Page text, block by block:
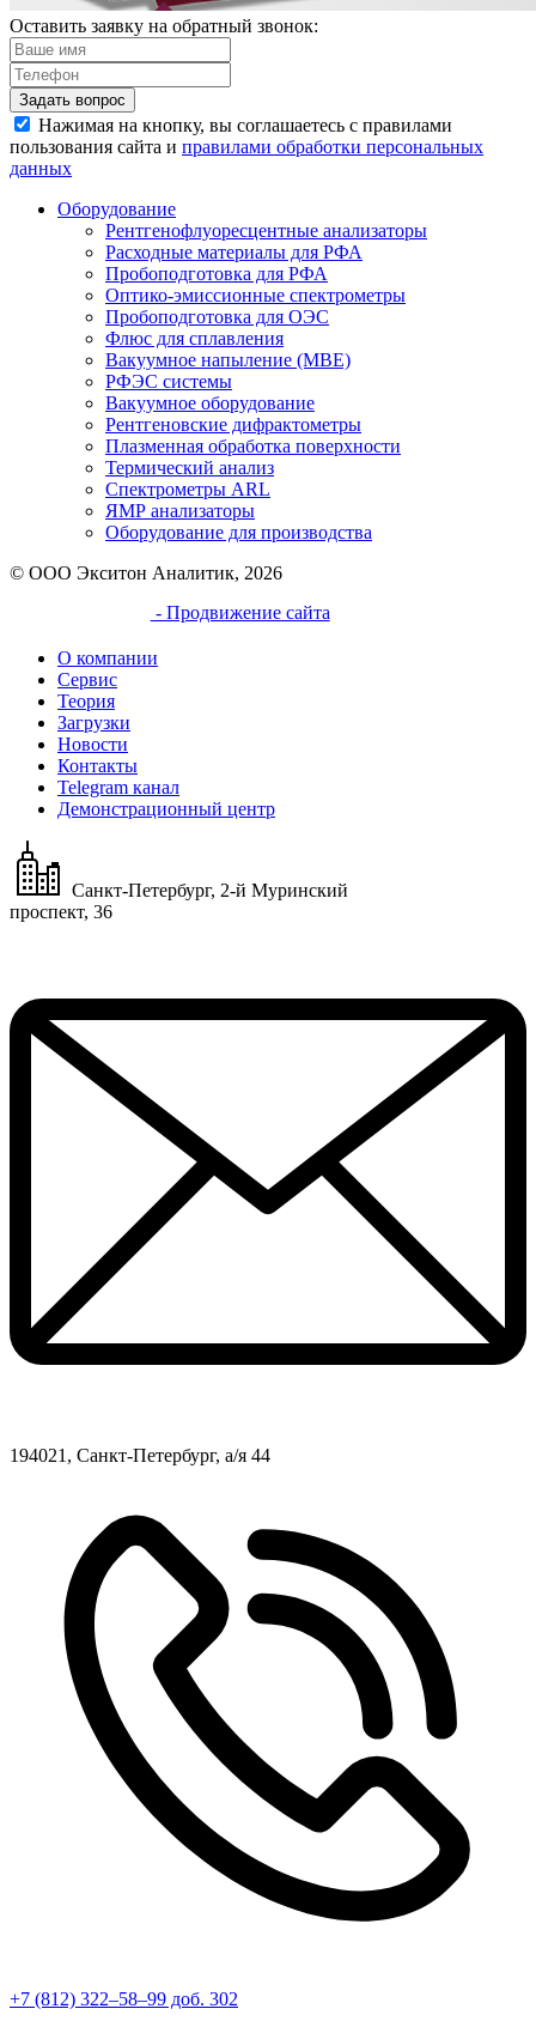
Оставить заявку на обратный звонок:
Задать вопрос
Нажимая на кнопку, вы соглашаетесь с правилами
пользования сайта и правилами обработки персональных
данных
Оборудование
Рентгенофлуоресцентные анализаторы
Расходные материалы для РФА
Пробоподготовка для РФА
Оптико-эмиссионные спектрометры
Пробоподготовка для ОЭС
Флюс для сплавления
Вакуумное напыление (MBE)
РФЭС системы
Вакуумное оборудование
Рентгеновские дифрактометры
Плазменная обработка поверхности
Термический анализ
Спектрометры ARL
ЯМР анализаторы
Оборудование для производства
© ООО Экситон Аналитик, 2026
- Продвижение сайта
О компании
Сервис
Теория
Загрузки
Новости
Контакты
Telegram канал
Демонстрационный центр
Санкт-Петербург, 2-й Муринский
проспект, 36
194021, Санкт-Петербург, а/я 44
+7 (812) 322–58–99 доб. 302